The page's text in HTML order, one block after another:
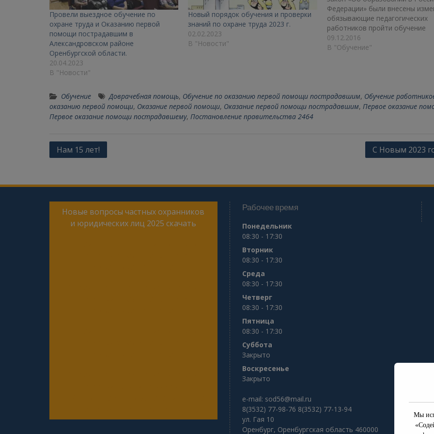
Провели выездное обучение по
охране труда и Оказанию первой
помощи пострадавшим в
Александровском районе
Оренбургской области.
20.04.2023
В "Новости"
Новый порядок обучения и проверки
знаний по охране труда 2023 г.
02.02.2023
В "Новости"
Федерации» были внесены
обязывающие педагогических
работников пройти обучение
навыкам оказания первой
Каким образом должно быть
Федерации» внесены
09.12.2016
В "Обучение"
Обучение Доврачебная помощь, Обучение по оказанию первой помощи пострадавшим, Обучение
оказанию первой помощи, Оказание первой помощи, Оказание первой помощи пострадавшим, Первое оказание
Первое оказание помощи пострадавшему, Постановление правительства 2464
Нам 15 лет! С Новым 2023
Новые вопросы частных охранников
и юридических лиц 2025 скачать
Рабочее время
Понедельник
08:30 - 17:30
Вторник
08:30 - 17:30
Среда
08:30 - 17:30
Четверг
08:30 - 17:30
Пятница
08:30 - 17:30
Суббота
Закрыто
Воскресенье
Закрыто
e-mail: sod56@mail.ru
8(3532) 77-98-76 8(3532) 77-13-94
ул. Гая 10
Оренбург, Оренбургская область 460000
Мы